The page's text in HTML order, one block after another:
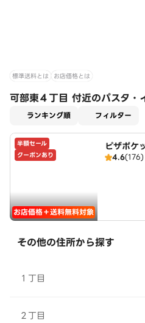
標準送料とは お店価格とは
可部東４丁目 付近のパスタ・
ランキング順 フィルター
半額セール
クーポンあり
お店価格＋送料無料対象
ピザポ
4.6(176)
その他の住所から探す
１丁目
２丁目